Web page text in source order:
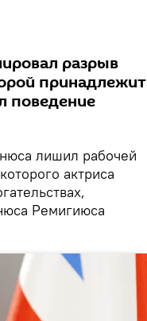
разрыв
принадлежит
поведение
лишил рабочей
актриса
Ремигиюса